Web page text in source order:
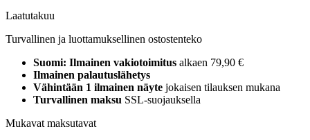
Laatutakuu
Turvallinen ja luottamuksellinen ostostenteko
Suomi: Ilmainen vakiotoimitus alkaen 79,90 €
Ilmainen palautuslähetys
Vähintään 1 ilmainen näyte jokaisen tilauksen mukana
Turvallinen maksu SSL-suojauksella
Mukavat maksutavat